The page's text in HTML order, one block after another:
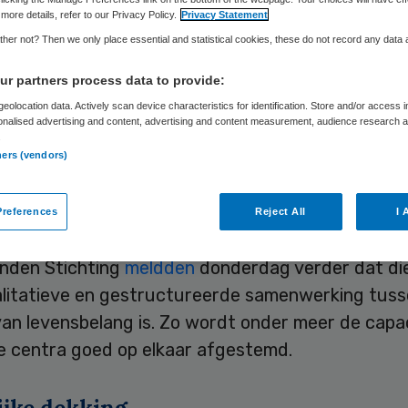
Skipr Redactie 9 november 2017,07:56 18 keer gelezen
brandwondencentra in Groningen,
gaan samenwerken in de overkoepelende
Nederland. Daardoor kunnen ze op ieder
op een groot incident met slachtoffers
bijvoorbeeld na een aanslag.
Stichtingmelddendonderdag verder dat
en gestructureerde samenwerking
levensbelang is. Zo wordt onder meer de
centra goed op elkaar afgestemd.
details, refer to our Privacy Policy. Privacy Statement
not? Then we only place essential and statistical cookies, these do not record any data
partners process data to provide:
data. Actively scan device characteristics for identification. Store and/or access
advertising and content, advertising and content measurement, audience research
(vendors)
Reject All I